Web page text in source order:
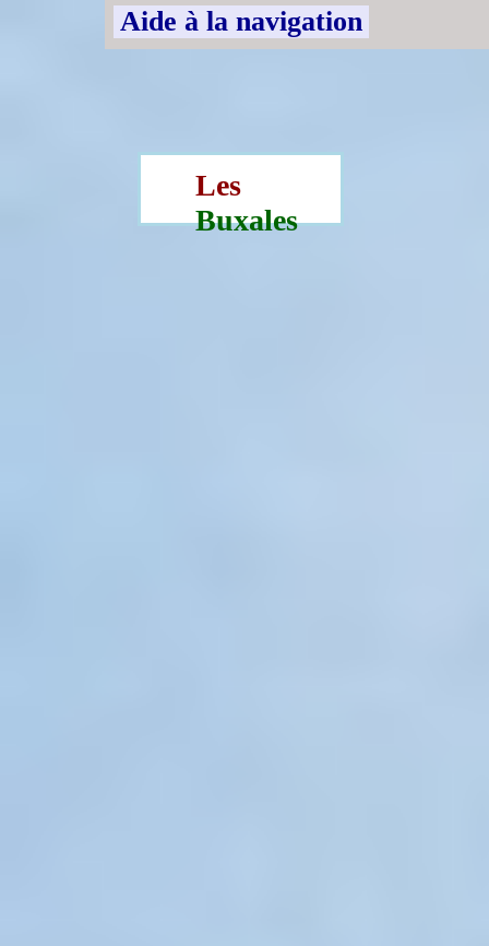
Aide à la navigation
Les
Buxales